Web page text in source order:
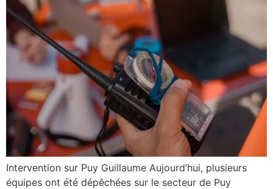
Intervention sur Puy Guillaume Aujourd’hui, plusieurs
équipes ont été dépêchées sur le secteur de Puy